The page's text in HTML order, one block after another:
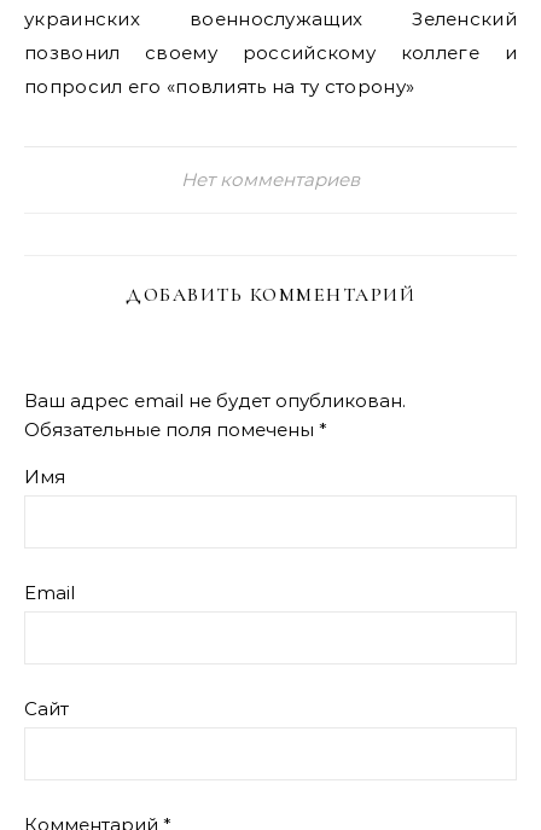
украинских военнослужащих Зеленский
позвонил своему российскому коллеге и
попросил его «повлиять на ту сторону»
Нет комментариев
ДОБАВИТЬ КОММЕНТАРИЙ
Ваш адрес email не будет опубликован.
Обязательные поля помечены *
Имя
Email
Сайт
Комментарий *